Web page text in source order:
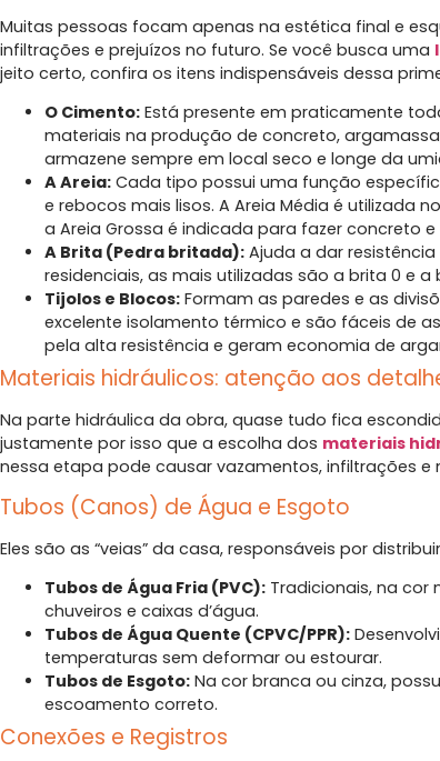
Muitas pessoas focam apenas na estética final e
infiltrações e prejuízos no futuro. Se você busca uma
jeito certo, confira os itens indispensáveis dessa
O Cimento: Está presente em praticamente
materiais na produção de concreto,
armazene sempre em local seco e longe da
A Areia: Cada tipo possui uma função
e rebocos mais lisos. A Areia Média é utilizada
a Areia Grossa é indicada para fazer concreto
A Brita (Pedra britada): Ajuda a dar
residenciais, as mais utilizadas são a brita 0 e a
Tijolos e Blocos: Formam as paredes e as
excelente isolamento térmico e são fáceis de
pela alta resistência e geram economia de
Materiais hidráulicos: atenção aos
Na parte hidráulica da obra, quase tudo fica
justamente por isso que a escolha dos materiais
nessa etapa pode causar vazamentos, infiltrações
Tubos (Canos) de Água e Esgoto
Eles são as “veias” da casa, responsáveis por
Tubos de Água Fria (PVC): Tradicionais, na cor
chuveiros e caixas d’água.
Tubos de Água Quente (CPVC/PPR):
temperaturas sem deformar ou estourar.
Tubos de Esgoto: Na cor branca ou cinza,
escoamento correto.
Conexões e Registros